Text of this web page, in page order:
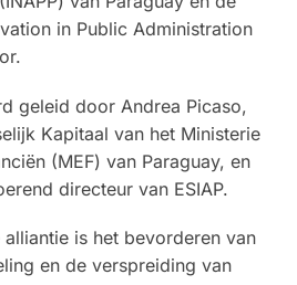
in Public Administration
geleid door Andrea Picaso,
Kapitaal van het Ministerie
(MEF) van Paraguay, en
directeur van ESIAP.
is het bevorderen van
en de verspreiding van